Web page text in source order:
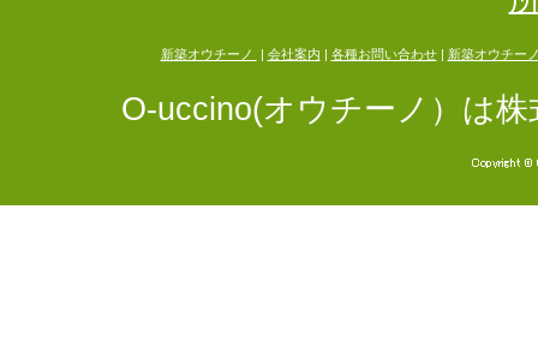
新築オウチーノ 会社案内 各種お問い合わせ| 新築オウチー
O-uccino(オウチーノ）は